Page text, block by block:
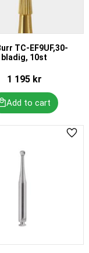
TC-EF9UF,30-
bladig, 10st
1 195kr
Add